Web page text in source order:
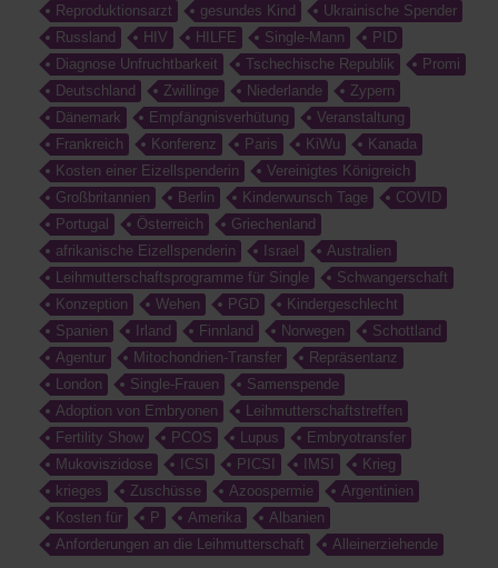
Reproduktionsarzt
gesundes Kind
Ukrainische Spender
Russland
HIV HILFE Single-Mann
PID
Diagnose Unfruchtbarkeit
Tschechische Republik
Promi
Deutschland
Zwillinge Niederlande
Zypern
Dänemark
Empfängnisverhütung
Veranstaltung
Frankreich
Konferenz Paris KiWu
Kanada
Kosten einer Eizellspenderin
Vereinigtes Königreich
Großbritannien
Berlin Kinderwunsch Tage
COVID
Portugal
Österreich
Griechenland
afrikanische Eizellspenderin
Israel
Australien
Leihmutterschaftsprogramme für Single
Schwangerschaft
Konzeption
Wehen PGD
Kindergeschlecht
Spanien
Irland Finnland Norwegen
Schottland
Agentur
Mitochondrien-Transfer
Repräsentanz
London
Single-Frauen
Samenspende
Adoption von Embryonen
Leihmutterschaftstreffen
Fertility Show
PCOS Lupus
Embryotransfer
Mukoviszidose
ICSI PICSI IMSI
Krieg
krieges
Zuschüsse Azoospermie
Argentinien
Kosten für
P Amerika
Albanien
Anforderungen an die Leihmutterschaft
Alleinerziehende